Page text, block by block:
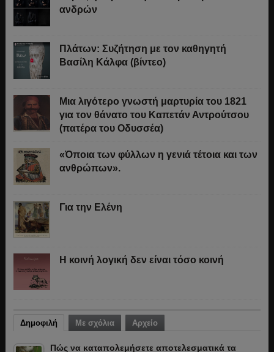
ανδρών
Πλάτων: Συζήτηση με τον καθηγητή
Βασίλη Κάλφα (βίντεο)
Μια λιγότερο γνωστή μαρτυρία του 1821
για τον θάνατο του Καπετάν Αντρούτσου
(πατέρα του Οδυσσέα)
«Όποια των φύλλων η γενιά τέτοια και των
ανθρώπων».
Για την Ελένη
Η κοινή λογική δεν είναι τόσο κοινή
Δημοφιλή Με σχόλια Αρχείο
Πώς να καταπολεμήσετε αποτελεσματικά τα